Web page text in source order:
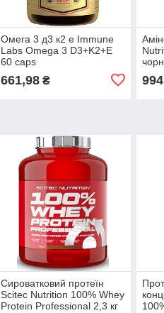
Омега 3 д3 к2 е Immune
Labs Omega 3 D3+K2+E
60 caps
661,98₴
Сироватковий протеїн
Scitec Nutrition 100% Whey
Protein Professional 2,3 кг